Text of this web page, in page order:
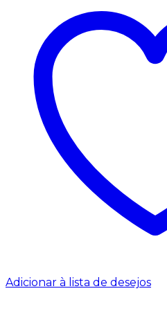
Adicionar à lista de desejos